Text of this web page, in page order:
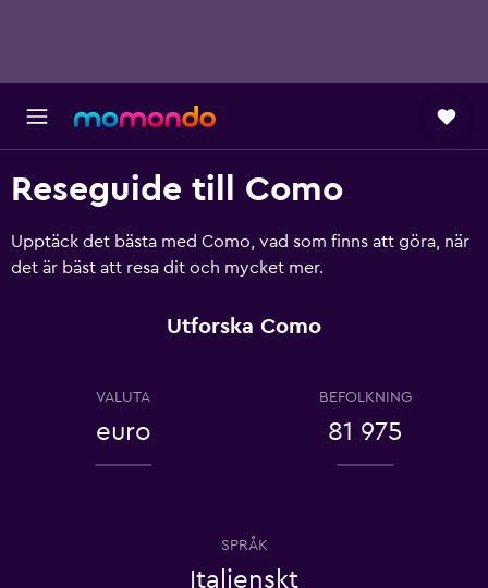
Reseguide till Como
Upptäck det bästa med Como, vad som finns att göra, när
det är bäst att resa dit och mycket mer.
Utforska Como
VALUTA
euro
BEFOLKNING
81 975
SPRÅK
Italienskt